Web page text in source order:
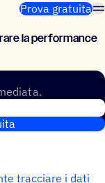
Prova gratuita
la perfor­mance
tracciare i dati